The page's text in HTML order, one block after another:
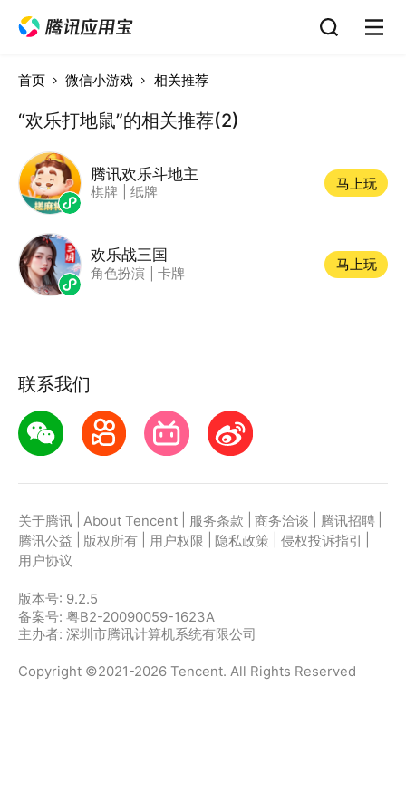
首页 微信小游戏 相关推荐
“欢乐打地鼠”的相关推荐(2)
腾讯欢乐斗地主
棋牌 纸牌
马上玩
欢乐战三国
角色扮演 卡牌
马上玩
联系我们
关于腾讯 About Tencent 服务条款 商务洽谈 腾讯招聘
腾讯公益
版权所有 用户权限 隐私政策 侵权投诉指引
用户协议
版本号: 9.2.5
备案号: 粤B2-20090059-1623A
主办者: 深圳市腾讯计算机系统有限公司
Copyright ©2021-2026 Tencent. All Rights Reserved